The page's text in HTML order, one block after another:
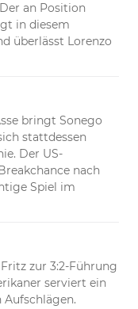
an Position
in diesem
überlässt Lorenzo
bringt Sonego
stattdessen
Der US-
nach
Spiel im
zur 3:2-Führung
serviert ein
Aufschlägen.